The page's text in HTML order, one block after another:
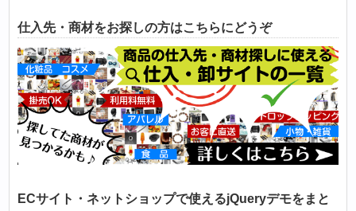
仕入先・商材をお探しの方はこちらにどうぞ
ECサイト・ネットショップで使えるjQueryデモをまと